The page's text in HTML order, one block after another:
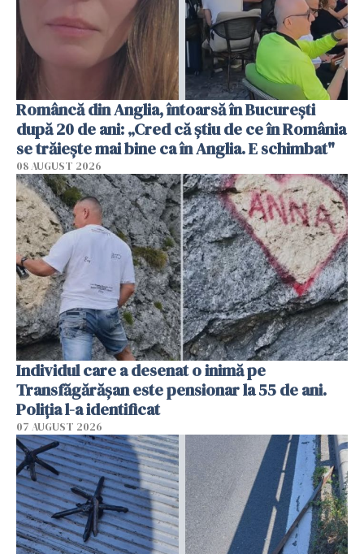
Româncă din Anglia, întoarsă în București
după 20 de ani: „Cred că știu de ce în România
se trăiește mai bine ca în Anglia. E schimbat"
08 AUGUST 2026
Individul care a desenat o inimă pe
Transfăgărășan este pensionar la 55 de ani.
Poliția l-a identificat
07 AUGUST 2026